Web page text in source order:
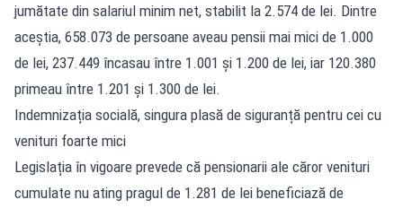
jumătate din salariul minim net, stabilit la 2.574 de lei. Dintre
aceștia, 658.073 de persoane aveau pensii mai mici de 1.000
de lei, 237.449 încasau între 1.001 și 1.200 de lei, iar 120.380
primeau între 1.201 și 1.300 de lei.
Indemnizația socială, singura plasă de siguranță pentru cei cu
venituri foarte mici
Legislația în vigoare prevede că pensionarii ale căror venituri
cumulate nu ating pragul de 1.281 de lei beneficiază de